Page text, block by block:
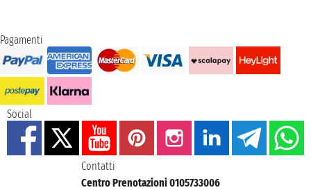
Pagamenti
Social
Contatti
Centro Prenotazioni 0105733006